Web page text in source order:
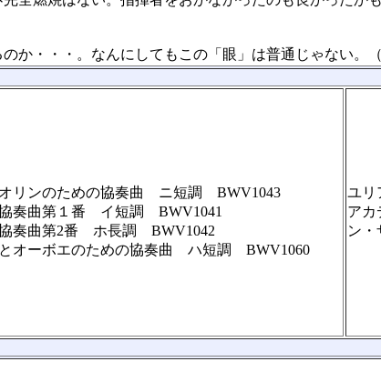
・・・。なんにしてもこの「眼」は普通じゃない。
リンのための協奏曲 ニ短調 BWV1043
奏曲第１番 イ短調 BWV1041
奏曲第2番 ホ長調 BWV1042
オーボエのための協奏曲 ハ短調 BWV1060
ユリ
アカ
ン・